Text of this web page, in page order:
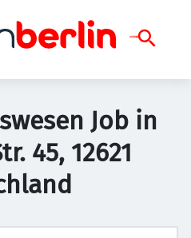
Job in
45, 12621